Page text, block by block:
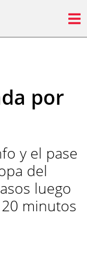
por
y el pase
del
luego
minutos